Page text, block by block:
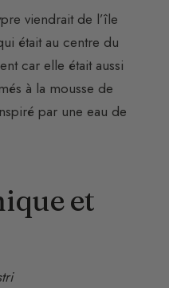
viendrait de l’île
était au centre du
car elle était aussi
à la mousse de
par une eau de
et